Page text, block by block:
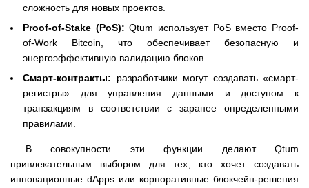
сложность для новых проектов.
Proof-of-Stake (PoS):Qtum использует PoS вместо Proof-
of-Work Bitcoin, что обеспечивает безопасную и
энергоэффективную валидацию блоков.
Смарт-контракты: разработчики могут создавать «смарт-
регистры» для управления данными и доступом к
транзакциям в соответствии с заранее определенными
правилами.
В совокупности эти функции делают Qtum
привлекательным выбором для тех, кто хочет создавать
инновационные dApps или корпоративные блокчейн-решения